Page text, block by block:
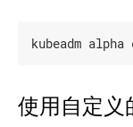
使用自定义